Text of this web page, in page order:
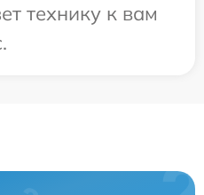
технику к вам